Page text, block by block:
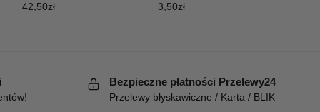
42,50zł 3,50zł
Bezpieczne płatności Przelewy24
Przelewy błyskawiczne / Karta / BLIK